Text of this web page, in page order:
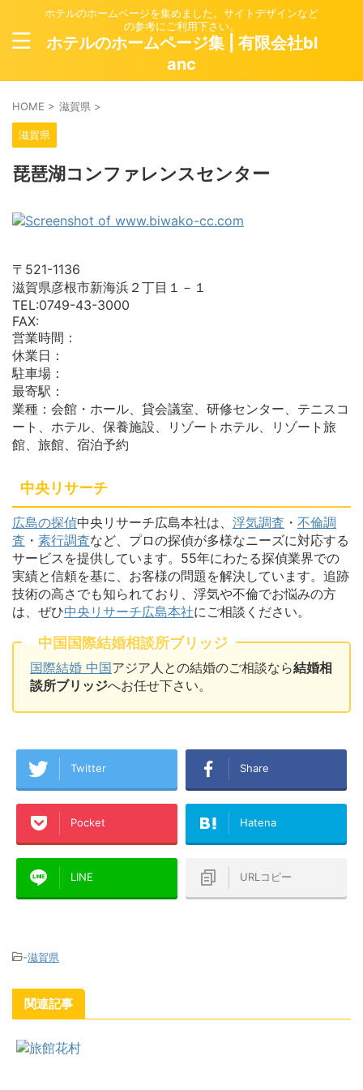
ホテルのホームページを集めました。サイトデザインなど
の参考にご利用下さい。
ホテルのホームページ集 | 有限会社bl
anc
HOME > 滋賀県 >
滋賀県
琵琶湖コンファレンスセンター
〒521-1136
滋賀県彦根市新海浜２丁目１－１
TEL:0749-43-3000
FAX:
営業時間：
休業日：
駐車場：
最寄駅：
業種：会館・ホール、貸会議室、研修センター、テニスコ
ート、ホテル、保養施設、リゾートホテル、リゾート旅
館、旅館、宿泊予約
中央リサーチ
広島の探偵中央リサーチ広島本社は、 浮気調査 ・ 不倫調
査 ・ 素行調査など、プロの探偵が多様なニーズに対応する
サービスを提供しています。55年にわたる探偵業界での
実績と信頼を基に、お客様の問題を解決しています。追跡
技術の高さでも知られており、浮気や不倫でお悩みの方
は、ぜひ中央リサーチ広島本社にご相談ください。
中国国際結婚相談所ブリッジ
国際結婚 中国アジア人との結婚のご相談なら結婚相
談所ブリッジへお任せ下さい。
Twitter Share
Pocket Hatena
LINE URLコピー
-滋賀県
関連記事